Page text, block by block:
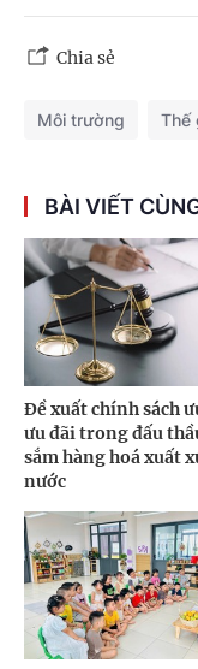
Chia sẻ
Môi trường Thế
BÀI VIẾT
Đề xuất chính sách
ưu đãi trong đấu
sắm hàng hoá xuất
nước